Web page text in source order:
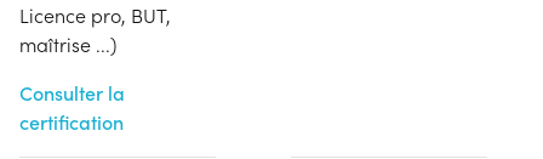
Licence pro, BUT,
maîtrise ...)
Consulter la
certification